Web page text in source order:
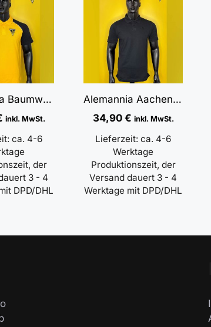
Alemannia Baumwollpiqué im Baseball Style
inkl. MwSt.
ca. 4-6
der
3 - 4
DPD/DHL
Alemannia Aachen Polo – Shirt schwarz mit “A”
34,90 € inkl. MwSt.
Lieferzeit: ca. 4-6
Werktage
Produktionszeit, der
Versand dauert 3 - 4
Werktage mit DPD/DHL